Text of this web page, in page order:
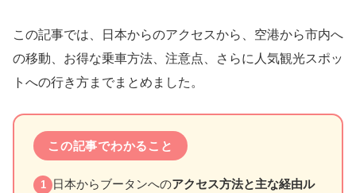
この記事では、日本からのアクセスから、空港から市内へ
の移動、お得な乗車方法、注意点、さらに人気観光スポッ
トへの行き方までまとめました。
この記事でわかること
1 日本からブータンへのアクセス方法と主な経由ル